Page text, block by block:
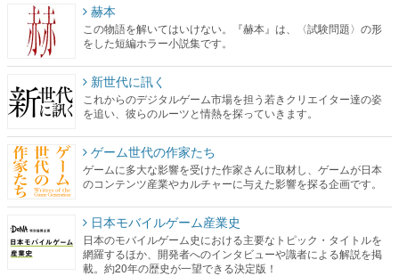
赫本
この物語を解いてはいけない。『赫本』は、〈試験問題〉の形
をした短編ホラー小説集です。
新世代に訊く
これからのデジタルゲーム市場を担う若きクリエイター達の姿
を追い、彼らのルーツと情熱を探っていきます。
ゲーム世代の作家たち
ゲームに多大な影響を受けた作家さんに取材し、ゲームが日本
のコンテンツ産業やカルチャーに与えた影響を探る企画です。
日本モバイルゲーム産業史
日本のモバイルゲーム史における主要なトピック・タイトルを
網羅するほか、開発者へのインタビューや識者による解説を掲
載。約20年の歴史が一望できる決定版！